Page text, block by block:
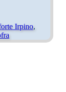
Irpino,